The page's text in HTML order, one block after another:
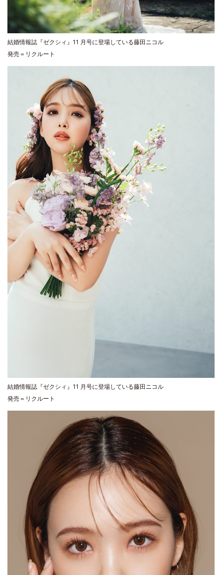
結婚情報誌『ゼクシィ』11 月号に登場している藤田ニコル
発売＝リクルート
結婚情報誌『ゼクシィ』11 月号に登場している藤田ニコル
発売＝リクルート